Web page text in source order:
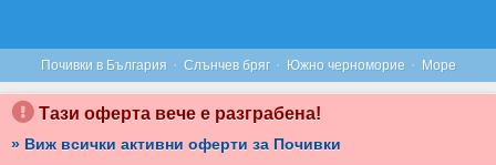
Почивки в България · Слънчев бряг · Южно черноморие · Море
Тази оферта вече е разграбена!
» Виж всички активни оферти за Почивки